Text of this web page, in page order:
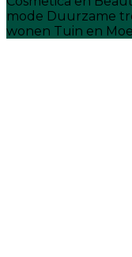
mode Duurzame
wonen Tuin en